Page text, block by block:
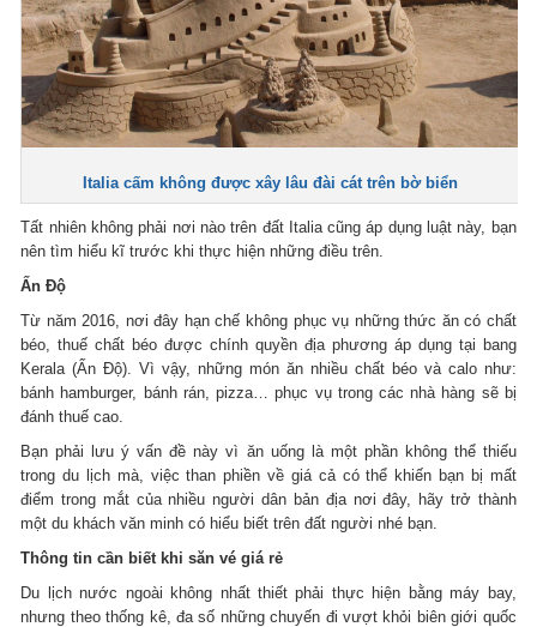
Italia cấm không được xây lâu đài cát trên bờ biển
Tất nhiên không phải nơi nào trên đất Italia cũng áp dụng luật này, bạn
nên tìm hiểu kĩ trước khi thực hiện những điều trên.
Ấn Độ
Từ năm 2016, nơi đây hạn chế không phục vụ những thức ăn có chất
béo, thuế chất béo được chính quyền địa phương áp dụng tại bang
Kerala (Ấn Độ). Vì vậy, những món ăn nhiều chất béo và calo như:
bánh hamburger, bánh rán, pizza… phục vụ trong các nhà hàng sẽ bị
đánh thuế cao.
Bạn phải lưu ý vấn đề này vì ăn uống là một phần không thể thiếu
trong du lịch mà, việc than phiền về giá cả có thể khiến bạn bị mất
điểm trong mắt của nhiều người dân bản địa nơi đây, hãy trở thành
một du khách văn minh có hiểu biết trên đất người nhé bạn.
Thông tin cần biết khi săn vé giá rẻ
Du lịch nước ngoài không nhất thiết phải thực hiện bằng máy bay,
nhưng theo thống kê, đa số những chuyến đi vượt khỏi biên giới quốc